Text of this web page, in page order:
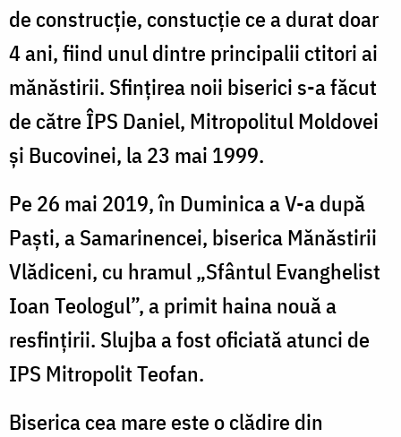
de construcție, constucție ce a durat doar
4 ani, fiind unul dintre principalii ctitori ai
mănăstirii. Sfințirea noii biserici s-a făcut
de către ÎPS Daniel, Mitropolitul Moldovei
și Bucovinei, la 23 mai 1999.
Pe 26 mai 2019, în Duminica a V-a după
Paşti, a Samarinencei, biserica Mănăstirii
Vlădiceni, cu hramul „Sfântul Evanghelist
Ioan Teologul”, a primit haina nouă a
resfinţirii. Slujba a fost oficiată atunci de
IPS Mitropolit Teofan.
Biserica cea mare este o clădire din